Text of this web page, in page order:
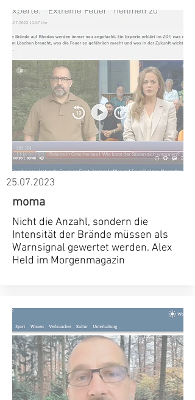
25.07.2023
moma
Nicht die Anzahl, sondern die
Intensität der Brände müssen als
Warnsignal gewertet werden. Alex
Held im Morgenmagazin